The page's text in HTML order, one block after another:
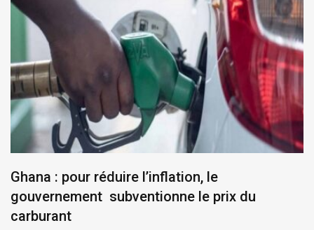
Ghana : pour réduire l’inflation, le
gouvernement subventionne le prix du
carburant